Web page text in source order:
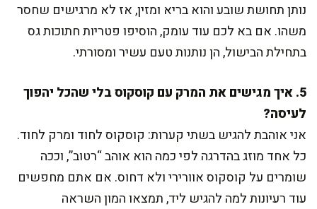
נותן תחושת שובע והוא בריא ומזין, אז לא מרגישים שחסר
משהו. אם בא לכם עוד עומק, הוסיפו פטריות חתוכות גס
בתחילת הבישול, הן נותנות טעם עשיר ומסורתי.
5. איך מגישים את המרק עם קוסקוס בלי שהכל יהפוך
לעיסה?
אני אוהבת להגיש בשתי קערות: קוסקוס לחוד ומרק לחוד.
כל אחד מוזג בהדרגה לפי כמה הוא אוהב “רטוב”, וככה
שומרים על קוסקוס אוורירי ולא דחוס. אם אתם מחפשים
עוד רעיונות למה להגיש ליד, תמצאו המון השראה